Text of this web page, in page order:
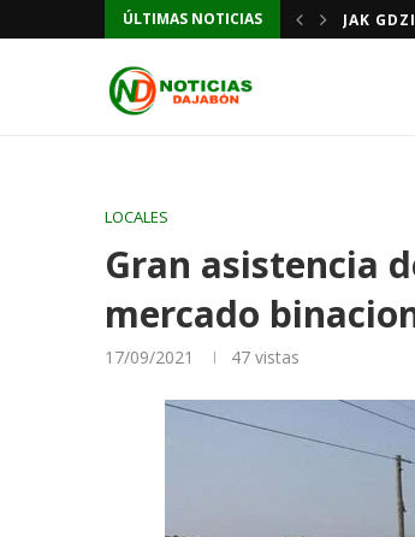
ÚLTIMAS NOTICIAS JAK
LOCALES
Gran asistencia
mercado
17/09/2021 47 vistas